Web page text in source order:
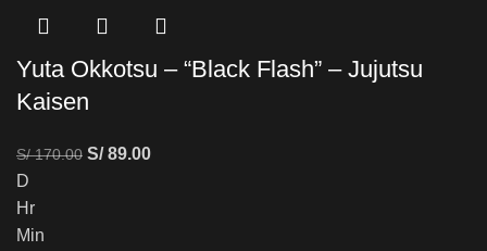
Yuta Okkotsu – “Black Flash” – Jujutsu
Kaisen
S/170.00 S/89.00
D
Hr
Min